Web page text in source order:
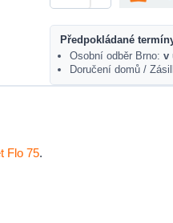
Předpokládané
Osobní odběr Brno: v
Doručení domů /
Flo 75.